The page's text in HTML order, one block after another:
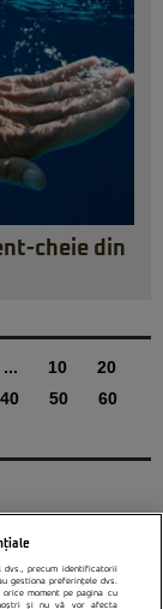
cheie din
... 10
20
40 50
60
dvs., precum identificatorii
gestiona preferințele dvs.
moment pe pagina cu
și nu vă vor afecta